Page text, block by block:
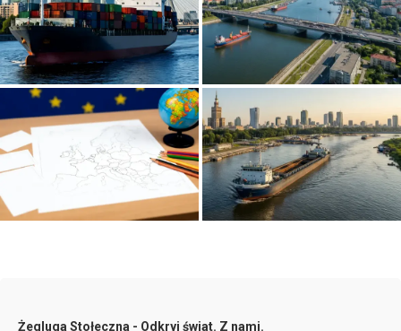
Rola transportu wodnego w
strukturze komunikacyjnej
metropolii
Znaczenie transportu wodnego
dla rozwoju infrastruktury
miejskiej
Jak sprawdzić wiedzę dziecka
o Europie? Quiz o państwach i
stolicach
Historia i rozwój transportu
wodnego na Wiśle w Warszawie
Żegluga Stołeczna - Odkryj świat. Z nami.